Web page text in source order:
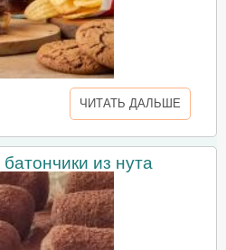
ЧИТАТЬ ДАЛЬШЕ
из нута